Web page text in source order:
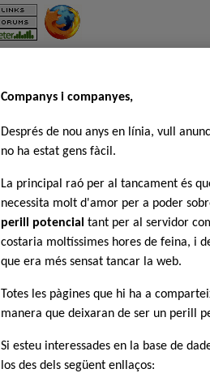
Companys i companyes,
Després de nou anys en línia, vull
no ha estat gens fàcil.
La principal raó per al tancament és
necessita molt d'amor per a poder
perill potencial tant per al servidor
costaria moltíssimes hores de feina, i
que era més sensat tancar la web.
Totes les pàgines que hi ha a
manera que deixaran de ser un perill
Si esteu interessades en la base de
los des dels següent enllaços: